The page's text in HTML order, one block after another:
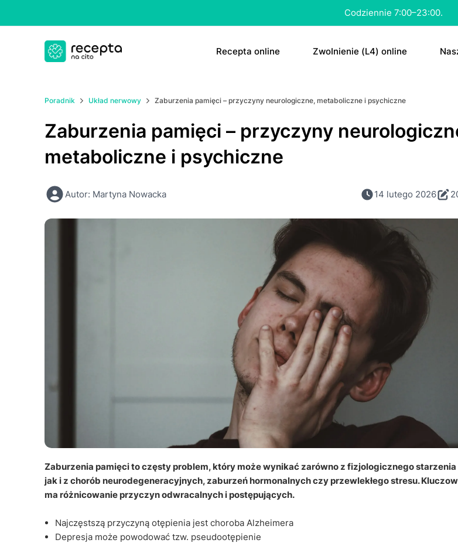
Konsultacja nawet w 15 minut.
Rесерtа online
E-rесерtа na аntуkоnсерсję
ZwоInіenіе (L4) online
Poradnik Układ nerwowy Zaburzenia pamięci – przyczyny neurologiczne, metaboliczne i psychiczne
Zaburzenia pamięci – przyczyny
metaboliczne i psychiczne
Autor: Martyna Nowacka 14 lutego 2026
Zaburzenia pamięci to częsty problem, który może wynikać zarówno z fizjologicznego starzenia
jak i z chorób neurodegeneracyjnych, zaburzeń hormonalnych czy przewlekłego stresu.
ma różnicowanie przyczyn odwracalnych i postępujących.
Najczęstszą przyczyną otępienia jest choroba Alzheimera
Depresja może powodować tzw. pseudootępienie